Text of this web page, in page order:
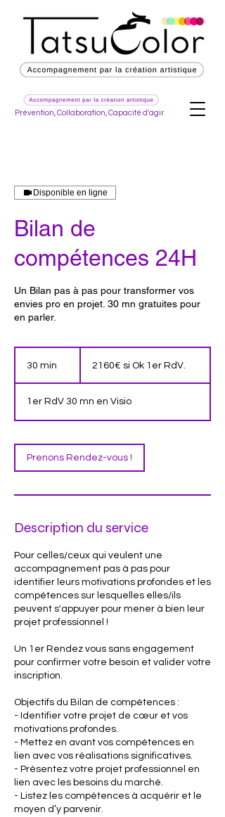
Prévention, Collaboration, Capacité d'agir
Disponible en ligne
Bilan de
compétences 24H
Un Bilan pas à pas pour transformer vos
envies pro en projet. 30 mn gratuites pour
en parler.
30 min
n
RdV.
2160€ si Ok 1er RdV.
1er RdV 30 mn en Visio
Prenons Rendez-vous !
Description du service
Pour celles/ceux qui veulent une
accompagnement pas à pas pour
identifier leurs motivations profondes et les
compétences sur lesquelles elles/ils
peuvent s'appuyer pour mener à bien leur
projet professionnel !
Un 1er Rendez vous sans engagement
pour confirmer votre besoin et valider votre
inscription.
Objectifs du Bilan de compétences :
- Identifier votre projet de cœur et vos
motivations profondes.
- Mettez en avant vos compétences en
lien avec vos réalisations significatives.
- Présentez votre projet professionnel en
lien avec les besoins du marché.
- Listez les compétences à acquérir et le
moyen d’y parvenir.